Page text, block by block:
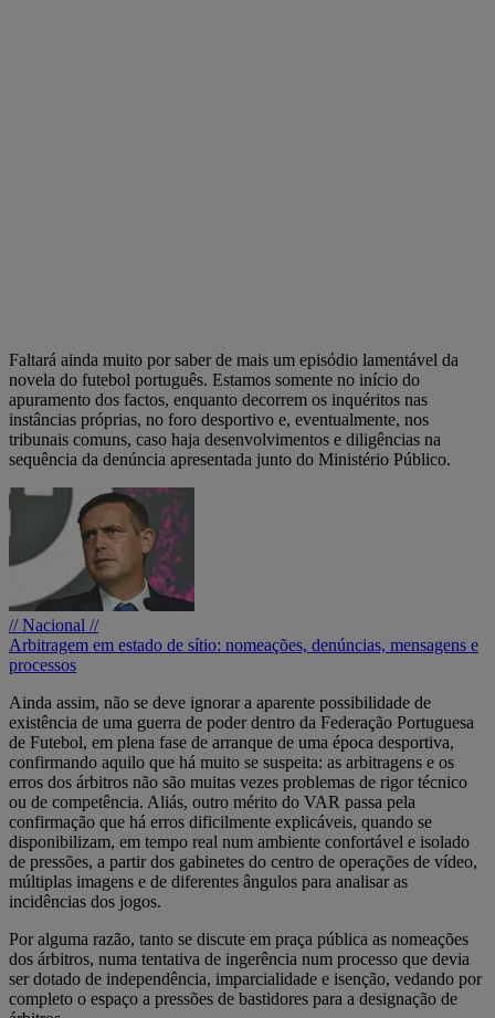
Faltará ainda muito por saber de mais um episódio lamentável da
novela do futebol português. Estamos somente no início do
apuramento dos factos, enquanto decorrem os inquéritos nas
instâncias próprias, no foro desportivo e, eventualmente, nos
tribunais comuns, caso haja desenvolvimentos e diligências na
sequência da denúncia apresentada junto do Ministério Público.
// Nacional //
Arbitragem em estado de sítio: nomeações, denúncias, mensagens e
processos
Ainda assim, não se deve ignorar a aparente possibilidade de
existência de uma guerra de poder dentro da Federação Portuguesa
de Futebol, em plena fase de arranque de uma época desportiva,
confirmando aquilo que há muito se suspeita: as arbitragens e os
erros dos árbitros não são muitas vezes problemas de rigor técnico
ou de competência. Aliás, outro mérito do VAR passa pela
confirmação que há erros dificilmente explicáveis, quando se
disponibilizam, em tempo real num ambiente confortável e isolado
de pressões, a partir dos gabinetes do centro de operações de vídeo,
múltiplas imagens e de diferentes ângulos para analisar as
incidências dos jogos.
Por alguma razão, tanto se discute em praça pública as nomeações
dos árbitros, numa tentativa de ingerência num processo que devia
ser dotado de independência, imparcialidade e isenção, vedando por
completo o espaço a pressões de bastidores para a designação de